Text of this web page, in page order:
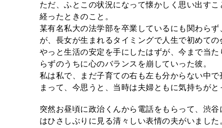
ただ、ふとこの状況になって懐かしく思い出す
経ったときのこと。
某有名私大の法学部を卒業しているにも関わら
が、長女が生まれるタイミングで人生で初めて
やっと生活の安定を手にしたはずが、今まで当
らずのうちに心のバランスを崩していった彼。
私は私で、まだ子育ての右も左も分からない中
まって、今思うと、当時は夫婦ともに気持ちが
突然お昼頃に政治くんから電話をもらって、渋
はひさしぶりに見る清々しい表情の夫がいました